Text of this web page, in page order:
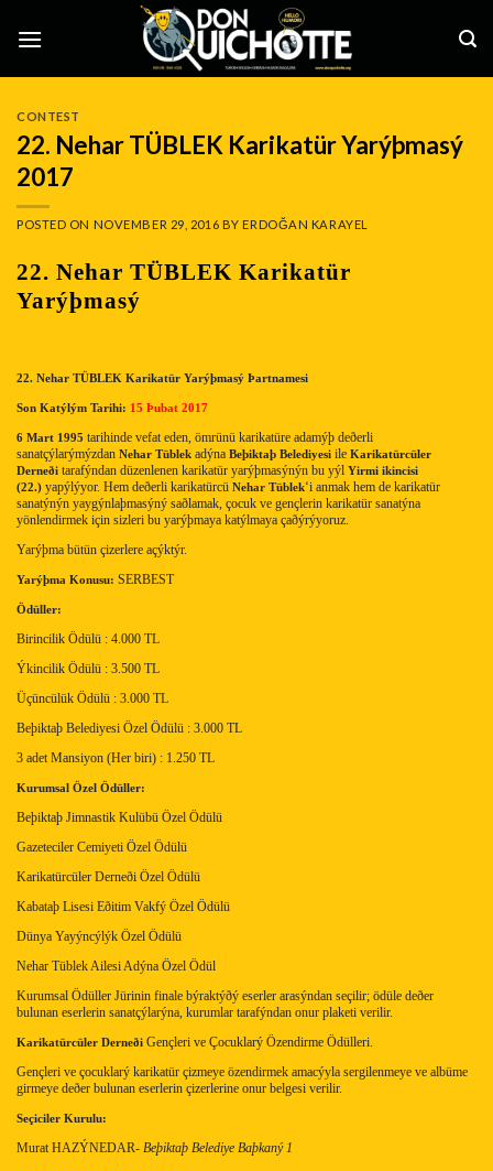
CONTEST
22. Nehar TÜBLEK Karikatür Yarýþmasý
2017
POSTED ON NOVEMBER 29, 2016 BYERDOĞAN KARAYEL
22. Nehar TÜBLEK Karikatür
Yarýþmasý
22. Nehar TÜBLEK Karikatür Yarýþmasý Þartnamesi
Son Katýlým Tarihi: 15 Þubat 2017
6 Mart 1995 tarihinde vefat eden, ömrünü karikatüre adamýþ deðerli
sanatçýlarýmýzdan Nehar Tüblek adýna Beþiktaþ Belediyesi ile Karikatürcüler
Derneði tarafýndan düzenlenen karikatür yarýþmasýnýn bu yýl Yirmi ikincisi
(22.) yapýlýyor. Hem deðerli karikatürcü Nehar Tüblek‘i anmak hem de karikatür
sanatýnýn yaygýnlaþmasýný saðlamak, çocuk ve gençlerin karikatür sanatýna
yönlendirmek için sizleri bu yarýþmaya katýlmaya çaðýrýyoruz.
Yarýþma bütün çizerlere açýktýr.
Yarýþma Konusu: SERBEST
Ödüller:
Birincilik Ödülü : 4.000 TL
Ýkincilik Ödülü : 3.500 TL
Üçüncülük Ödülü : 3.000 TL
Beþiktaþ Belediyesi Özel Ödülü : 3.000 TL
3 adet Mansiyon (Her biri) : 1.250 TL
Kurumsal Özel Ödüller:
Beþiktaþ Jimnastik Kulübü Özel Ödülü
Gazeteciler Cemiyeti Özel Ödülü
Karikatürcüler Derneði Özel Ödülü
Kabataþ Lisesi Eðitim Vakfý Özel Ödülü
Dünya Yayýncýlýk Özel Ödülü
Nehar Tüblek Ailesi Adýna Özel Ödül
Kurumsal Ödüller Jürinin finale býraktýðý eserler arasýndan seçilir; ödüle deðer
bulunan eserlerin sanatçýlarýna, kurumlar tarafýndan onur plaketi verilir.
Karikatürcüler Derneði Gençleri ve Çocuklarý Özendirme Ödülleri.
Gençleri ve çocuklarý karikatür çizmeye özendirmek amacýyla sergilenmeye ve albüme
girmeye deðer bulunan eserlerin çizerlerine onur belgesi verilir.
Seçiciler Kurulu:
Murat HAZÝNEDAR- Beþiktaþ Belediye Baþkaný 1